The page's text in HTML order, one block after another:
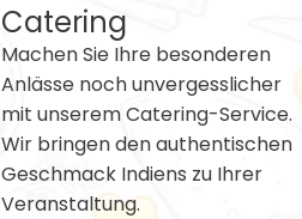
Catering
Machen Sie Ihre besonderen
Anlässe noch unvergesslicher
mit unserem Catering-Service.
Wir bringen den authentischen
Geschmack Indiens zu Ihrer
Veranstaltung.